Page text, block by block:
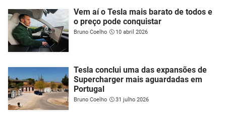
Vem aí o Tesla mais barato de todos e
o preço pode conquistar
Bruno Coelho 10 abril 2026
Tesla conclui uma das expansões de
Supercharger mais aguardadas em
Portugal
Bruno Coelho 31 julho 2026